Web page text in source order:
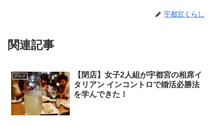
宇都宮くらし
関連記事
グルメ
【閉店】女子2人組が宇都宮の相席イ
タリアン インコントロで婚活必勝法
を学んできた！